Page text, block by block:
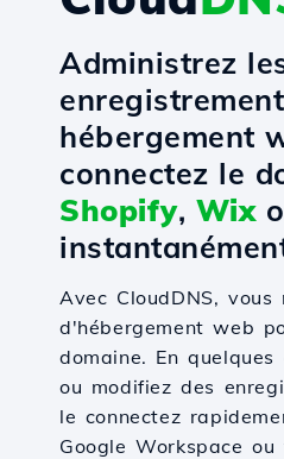
Administrez
hébergement
connectez le
Shopify, Wix
Avec CloudDNS,
d'hébergement web
domaine. En
ou modifiez des
le connectez
Google Workspace